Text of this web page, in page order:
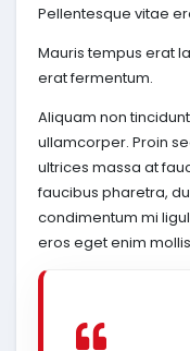
Pellentesque vitae
Mauris tempus erat
erat fermentum.
Aliquam non
ullamcorper. Proin
ultrices massa at
faucibus pharetra,
condimentum mi
eros eget enim